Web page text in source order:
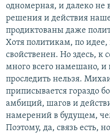
одномерная, и далеко не
решения и действия
продиктованы даже
Хотя политикам, по
свойственен. Но здесь,
много всего намешано, и
проследить нельзя.
приписывается гораздо
амбиций, шагов и
намерений в будущем,
Поэтому, да, связь есть,